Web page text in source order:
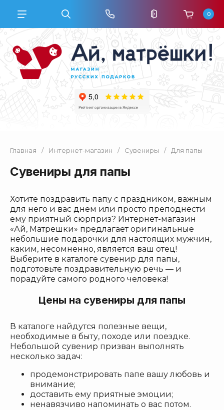
0
Главная / Интернет-магазин / Сувениры / Для папы
Сувениры для папы
Хотите поздравить папу с праздником, важным
для него и вас днем или просто преподнести
ему приятный сюрприз? Интернет-магазин
«Ай, Матрешки» предлагает оригинальные
небольшие подарочки для настоящих мужчин,
каким, несомненно, является ваш отец!
Выберите в каталоге сувенир для папы,
подготовьте поздравительную речь — и
порадуйте самого родного человека!
Цены на сувениры для папы
В каталоге найдутся полезные вещи,
необходимые в быту, походе или поездке.
Небольшой сувенир призван выполнять
несколько задач:
продемонстрировать папе вашу любовь и
внимание;
доставить ему приятные эмоции;
ненавязчиво напоминать о вас потом.